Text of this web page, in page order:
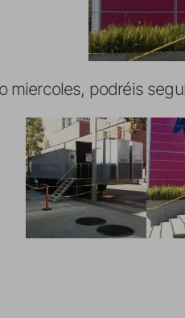
miercoles, podréis